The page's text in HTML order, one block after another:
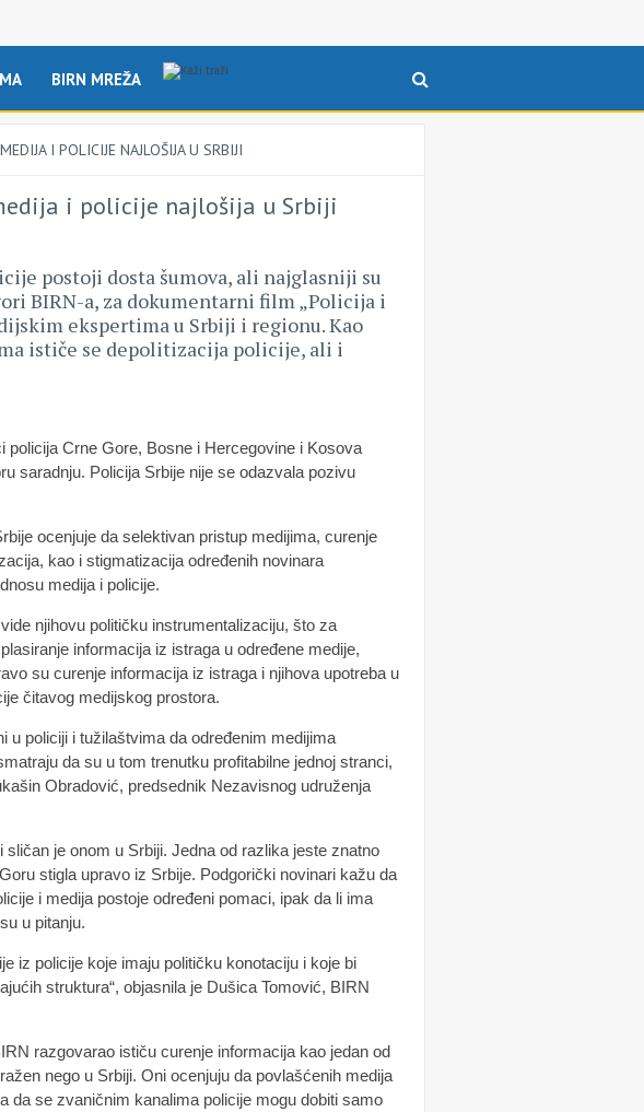
BIRN MREŽA
I POLICIJE NAJLOŠIJA U SRBIJI
i policije najlošija u Srbiji
postoji dosta šumova, ali najglasniji su
BIRN-a, za dokumentarni film „Policija i
ekspertima u Srbiji i regionu. Kao
ističe se depolitizacija policije, ali i
policija Crne Gore, Bosne i Hercegovine i Kosova
saradnju. Policija Srbije nije se odazvala pozivu
ocenjuje da selektivan pristup medijima, curenje
kao i stigmatizacija određenih novinara
medija i policije.
njihovu političku instrumentalizaciju, što za
informacija iz istraga u određene medije,
su curenje informacija iz istraga i njihova upotreba u
čitavog medijskog prostora.
u policiji i tužilaštvima da određenim medijima
da su u tom trenutku profitabilne jednoj stranci,
Obradović, predsednik Nezavisnog udruženja
je onom u Srbiji. Jedna od razlika jeste znatno
stigla upravo iz Srbije. Podgorički novinari kažu da
i medija postoje određeni pomaci, ipak da li ima
u pitanju.
iz policije koje imaju političku konotaciju i koje bi
struktura“, objasnila je Dušica Tomović, BIRN
razgovarao ističu curenje informacija kao jedan od
nego u Srbiji. Oni ocenjuju da povlašćenih medija
da se zvaničnim kanalima policije mogu dobiti samo